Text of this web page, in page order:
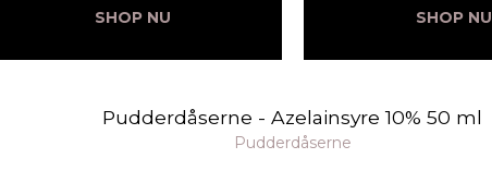
SHOP NU SHOP NU
Pudderdåserne - Azelainsyre 10% 50 ml
Pudderdåserne